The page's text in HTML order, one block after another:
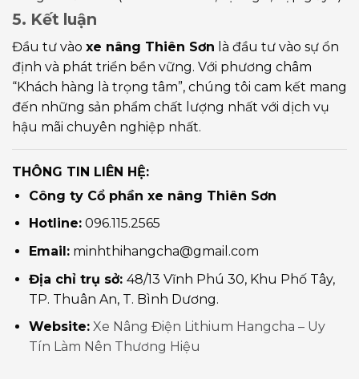
5. Kết luận
Đầu tư vào xe nâng Thiên Sơn là đầu tư vào sự ổn
định và phát triển bền vững. Với phương châm
“Khách hàng là trọng tâm”, chúng tôi cam kết mang
đến những sản phẩm chất lượng nhất với dịch vụ
hậu mãi chuyên nghiệp nhất.
THÔNG TIN LIÊN HỆ:
Công ty Cổ phần xe nâng Thiên Sơn
Hotline:096.115.2565
Email:minhthihangcha@gmail.com
Địa chỉ trụ sở: 48/13 Vĩnh Phú 30, Khu Phố Tây,
TP. Thuân An, T. Bình Dương.
Website: Xe Nâng Điện Lithium Hangcha – Uy
Tín Làm Nên Thương Hiệu